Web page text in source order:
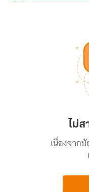
ไม่
เนื่องจาก